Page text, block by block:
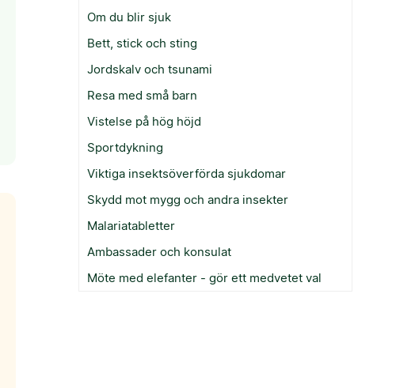
Om du blir sjuk
Bett, stick och sting
Jordskalv och tsunami
Resa med små barn
Vistelse på hög höjd
Sportdykning
Viktiga insektsöverförda sjukdomar
Skydd mot mygg och andra insekter
Malariatabletter
Ambassader och konsulat
Möte med elefanter - gör ett medvetet val